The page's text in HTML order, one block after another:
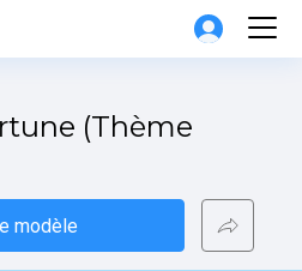
(Thème
modèle